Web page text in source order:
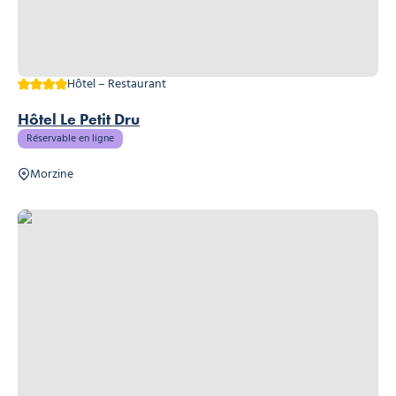
Hôtel Le Petit Dru
4 étoilesHôtel – Restaurant
Réservable en ligne
Morzine
ESF Business, © ESF Business